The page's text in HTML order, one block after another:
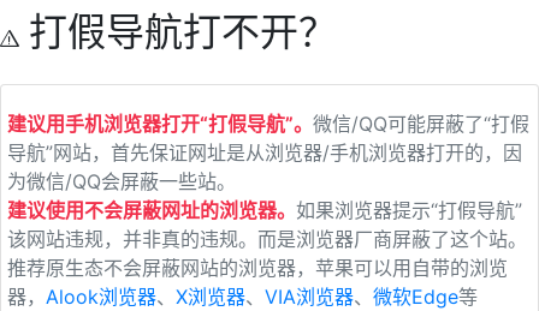
打假导航打不开？
建议用手机浏览器打开“打假导航”。 微信/QQ可能屏蔽了“打假
导航”网站，首先保证网址是从浏览器/手机浏览器打开的，因
为微信/QQ会屏蔽一些站。
建议使用不会屏蔽网址的浏览器。 如果浏览器提示“打假导航”
该网站违规，并非真的违规。而是浏览器厂商屏蔽了这个站。
推荐原生态不会屏蔽网站的浏览器，苹果可以用自带的浏览
器， Alook浏览器、 X浏览器、 VIA浏览器、 微软Edge等